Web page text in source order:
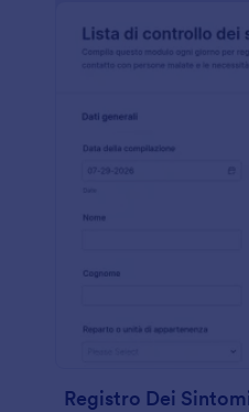
Registro Dei